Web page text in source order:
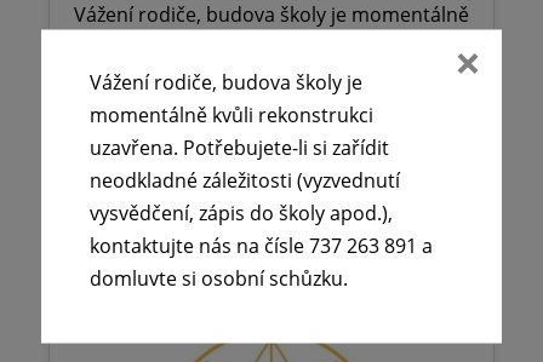
Vážení rodiče, budova školy je momentálně
si zařídit neodkladné záležitosti
(vyzvednutí…
Číst více
Vážení rodiče, budova školy je
momentálně kvůli rekonstrukci
uzavřena. Potřebujete-li si zařídit
neodkladné záležitosti (vyzvednutí
vysvědčení, zápis do školy apod.),
kontaktujte nás na čísle 737 263 891 a
domluvte si osobní schůzku.